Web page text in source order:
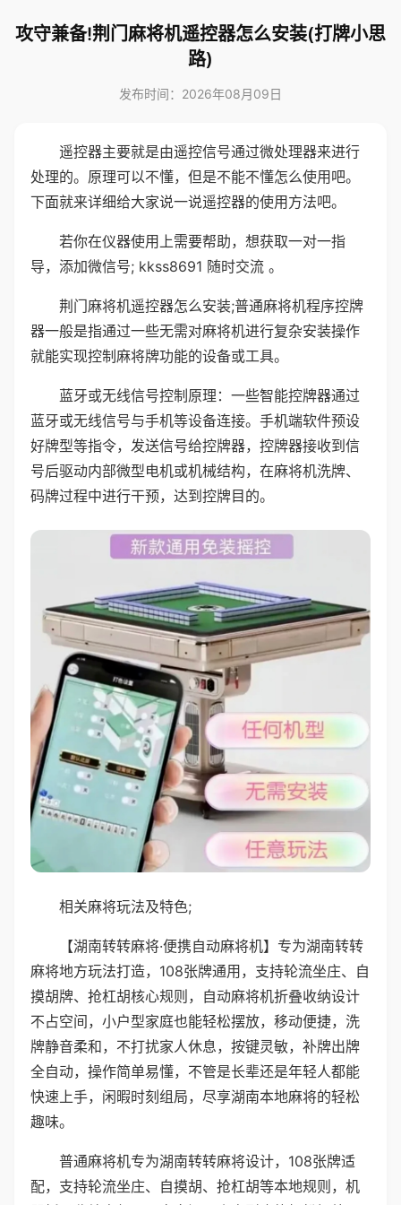
攻守兼备!荆门麻将机遥控器怎么安装(打牌小思
路)
发布时间：2026年08月09日
遥控器主要就是由遥控信号通过微处理器来进行
处理的。原理可以不懂，但是不能不懂怎么使用吧。
下面就来详细给大家说一说遥控器的使用方法吧。
若你在仪器使用上需要帮助，想获取一对一指
导，添加微信号; kkss8691 随时交流 。
荆门麻将机遥控器怎么安装;普通麻将机程序控牌
器一般是指通过一些无需对麻将机进行复杂安装操作
就能实现控制麻将牌功能的设备或工具。
蓝牙或无线信号控制原理：一些智能控牌器通过
蓝牙或无线信号与手机等设备连接。手机端软件预设
好牌型等指令，发送信号给控牌器，控牌器接收到信
号后驱动内部微型电机或机械结构，在麻将机洗牌、
码牌过程中进行干预，达到控牌目的。
相关麻将玩法及特色;
【湖南转转麻将·便携自动麻将机】专为湖南转转
麻将地方玩法打造，108张牌通用，支持轮流坐庄、自
摸胡牌、抢杠胡核心规则，自动麻将机折叠收纳设计
不占空间，小户型家庭也能轻松摆放，移动便捷，洗
牌静音柔和，不打扰家人休息，按键灵敏，补牌出牌
全自动，操作简单易懂，不管是长辈还是年轻人都能
快速上手，闲暇时刻组局，尽享湖南本地麻将的轻松
趣味。
普通麻将机专为湖南转转麻将设计，108张牌适
配，支持轮流坐庄、自摸胡、抢杠胡等本地规则，机